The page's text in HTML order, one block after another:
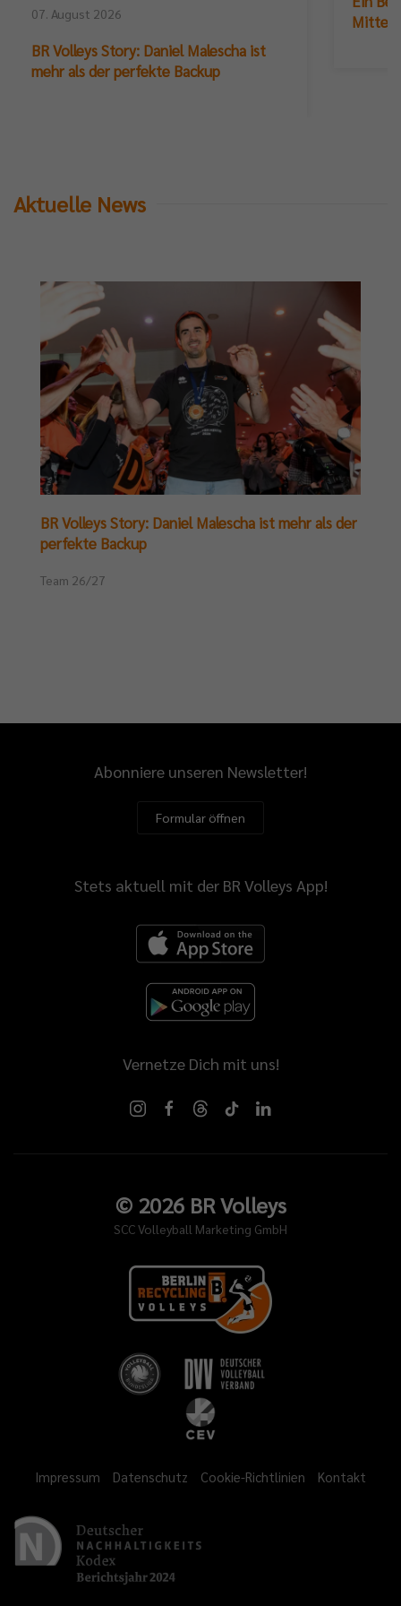
07. August 2026
BR Volleys Story: Daniel Malescha ist
mehr als der perfekte Backup
Aktuelle News
BR Volleys Story: Daniel Malescha ist mehr als der
perfekte Backup
Team 26/27
Abonniere unseren Newsletter!
Formular öffnen
Stets aktuell mit der BR Volleys App!
Vernetze Dich mit uns!
© 2026BR Volleys
SCC Volleyball Marketing GmbH
Impressum Datenschutz Cookie-Richtlinien Kontakt